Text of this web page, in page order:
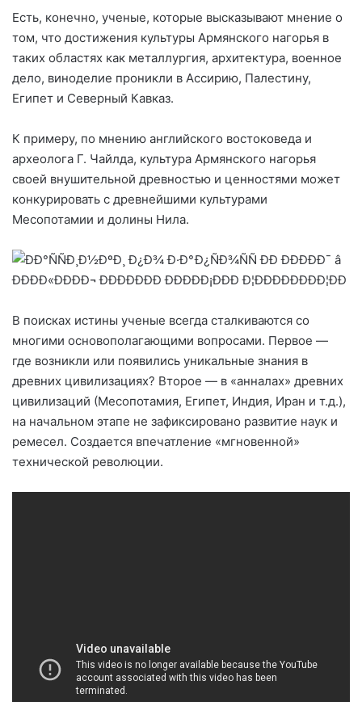
Есть, конечно, ученые, которые высказывают мнение о
том, что достижения культуры Армянского нагорья в
таких областях как металлургия, архитектура, военное
дело, виноделие проникли в Ассирию, Палестину,
Египет и Северный Кавказ.
К примеру, по мнению английского востоковеда и
археолога Г. Чайлда, культура Армянского нагорья
своей внушительной древностью и ценностями может
конкурировать с древнейшими культурами
Месопотамии и долины Нила.
В поисках истины ученые всегда сталкиваются со
многими основополагающими вопросами. Первое —
где возникли или появились уникальные знания в
древних цивилизациях? Второе — в «анналах» древних
цивилизаций (Месопотамия, Египет, Индия, Иран и т.д.),
на начальном этапе не зафиксировано развитие наук и
ремесел. Создается впечатление «мгновенной»
технической революции.